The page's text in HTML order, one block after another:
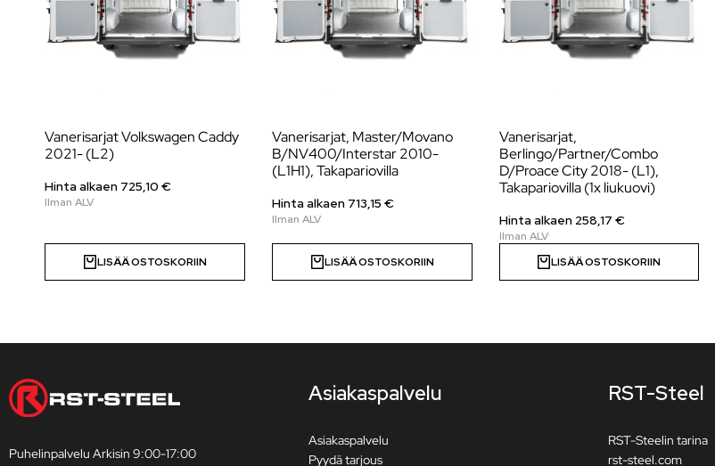
Vanerisarjat Volkswagen Caddy
2021- (L2)
Hinta alkaen 725,10 €
LISÄÄ OSTOSKORIIN
Vanerisarjat, Master/Movano
B/NV400/Interstar 2010-
(L1H1), Takapariovilla
Hinta alkaen 713,15 €
LISÄÄ OSTOSKORIIN
Vanerisarjat,
Berlingo/Partner/Combo
D/Proace City 2018- (L1),
Takapariovilla (1x liukuovi)
Hinta alkaen 258,17 €
LISÄÄ OSTOSKORIIN
Puhelinpalvelu Arkisin 9:00-17:00
Asiakaspalvelu
Asiakaspalvelu
Pyydä tarjous
RST-Steel
RST-Steelin tarina
rst-steel.com